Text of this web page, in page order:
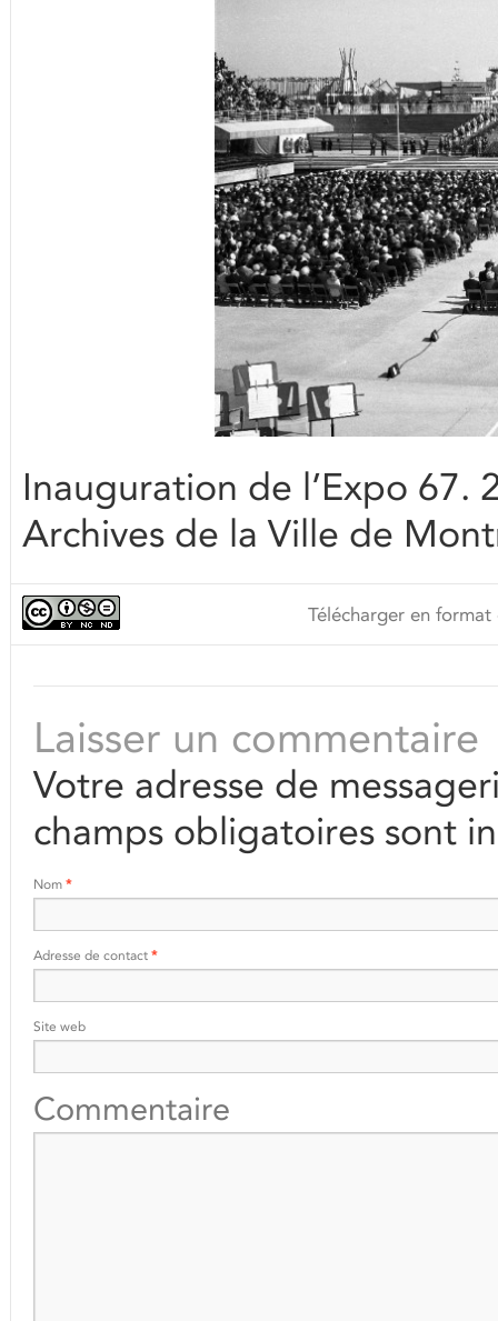
Inauguration de l’Expo 67.
Archives de la Ville de
Télécharger en
Laisser un commentaire
Votre adresse de
champs obligatoires sont
Nom *
Adresse de contact *
Site web
Commentaire